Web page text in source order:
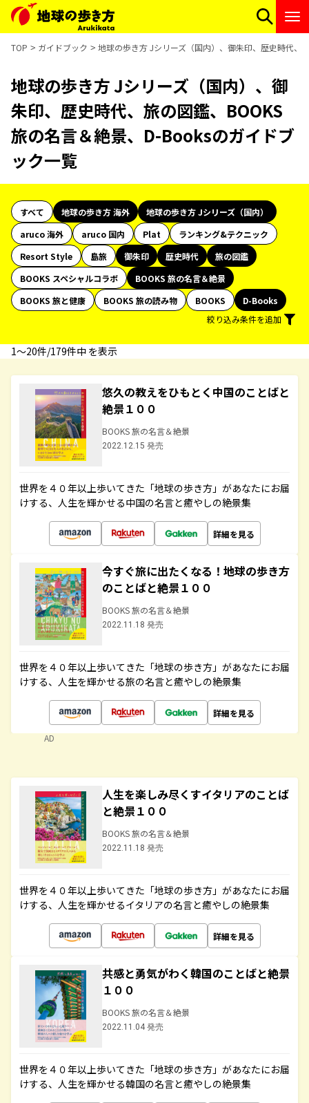
TOP ガイドブック 地球の歩き方 Jシリーズ（国内）、御朱印、歴史時代、
地球の歩き方 Jシリーズ（国内）、御
朱印、歴史時代、旅の図鑑、BOOKS
旅の名言＆絶景、D-Booksのガイドブ
ック一覧
すべて 地球の歩き方 海外
地球の歩き方 Jシリーズ（国内）
aruco 海外
aruco 国内 Plat
ランキング&テクニック
Resort Style
島旅 御朱印 歴史時代
旅の図鑑
BOOKS スペシャルコラボ
BOOKS 旅の名言＆絶景
BOOKS 旅と健康
BOOKS 旅の読み物 BOOKS
D-Books
絞り込み条件を追加
1〜20件/179件中 を表示
悠久の教えをひもとく中国のことばと
絶景１００
BOOKS 旅の名言＆絶景
2022.12.15 発売
世界を４０年以上歩いてきた「地球の歩き方」があなたにお届
けする、人生を輝かせる中国の名言と癒やしの絶景集
詳細を見る
今すぐ旅に出たくなる！地球の歩き方
のことばと絶景１００
BOOKS 旅の名言＆絶景
2022.11.18 発売
世界を４０年以上歩いてきた「地球の歩き方」があなたにお届
けする、人生を輝かせる旅の名言と癒やしの絶景集
詳細を見る
AD
人生を楽しみ尽くすイタリアのことば
と絶景１００
BOOKS 旅の名言＆絶景
2022.11.18 発売
世界を４０年以上歩いてきた「地球の歩き方」があなたにお届
けする、人生を輝かせるイタリアの名言と癒やしの絶景集
詳細を見る
共感と勇気がわく韓国のことばと絶景
１００
BOOKS 旅の名言＆絶景
2022.11.04 発売
世界を４０年以上歩いてきた「地球の歩き方」があなたにお届
けする、人生を輝かせる韓国の名言と癒やしの絶景集